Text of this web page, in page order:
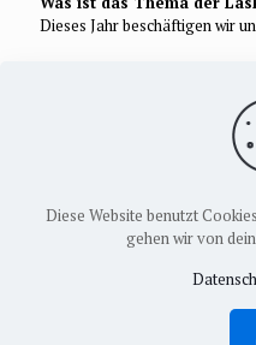
Dieses Jahr beschäftigen wir
Die eine Woche Lasko kostet
Dafür bekommst du
eine programmreiche Woche
bezahlt werden. Aber
© 2026
Diese Website benutzt
gehen wir von